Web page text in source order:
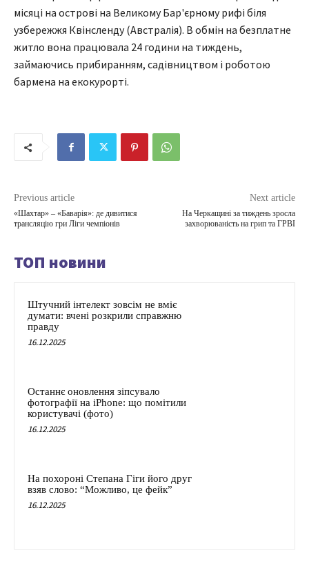
місяці на острові на Великому Бар'єрному рифі біля
узбережжя Квінсленду (Австралія). В обмін на безплатне
житло вона працювала 24 години на тиждень,
займаючись прибиранням, садівництвом і роботою
бармена на екокурорті.
Previous article
«Шахтар» – «Баварія»: де дивитися
трансляцію гри Ліги чемпіонів
Next article
На Черкащині за тиждень зросла
захворюваність на грип та ГРВІ
ТОП новини
Штучний інтелект зовсім не вміє
думати: вчені розкрили справжню
правду
16.12.2025
Останнє оновлення зіпсувало
фотографії на iPhone: що помітили
користувачі (фото)
16.12.2025
На похороні Степана Гіги його друг
взяв слово: “Можливо, це фейк”
16.12.2025